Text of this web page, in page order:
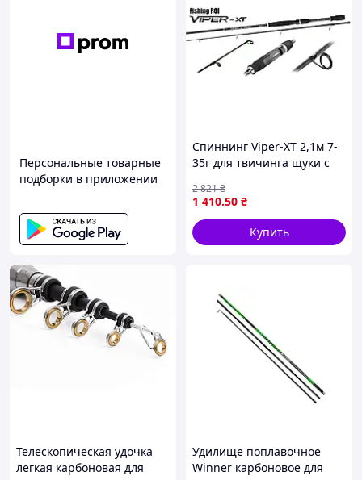
Персональные товарные
подборки в приложении
Спиннинг Viper-XT 2,1м 7-
35г для твичинга щуки с
карбоновой конструкцией
1 410.50 ₴
2 821₴
Купить
Телескопическая удочка
легкая карбоновая для
Удилище поплавочное
Winner карбоновое для